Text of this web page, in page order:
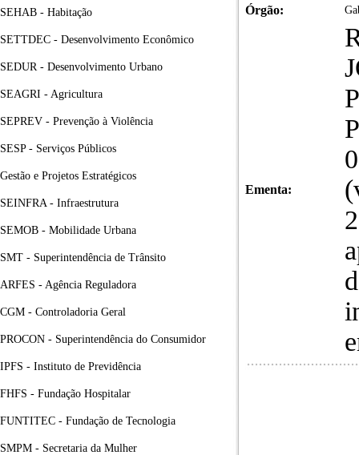
SEHAB - Habitação
SETTDEC - Desenvolvimento Econômico
SEDUR - Desenvolvimento Urbano
SEAGRI - Agricultura
SEPREV - Prevenção à Violência
SESP - Serviços Públicos
Gestão e Projetos Estratégicos
SEINFRA - Infraestrutura
SEMOB - Mobilidade Urbana
SMT - Superintendência de Trânsito
ARFES - Agência Reguladora
CGM - Controladoria Geral
PROCON - Superintendência do Consumidor
IPFS - Instituto de Previdência
FHFS - Fundação Hospitalar
FUNTITEC - Fundação de Tecnologia
SMPM - Secretaria da Mulher
Órgão:
Ementa: